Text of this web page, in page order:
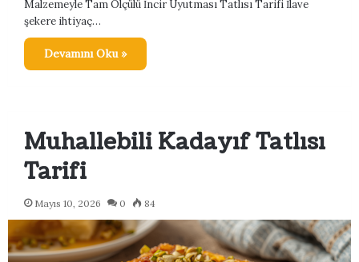
Malzemeyle Tam Ölçülü İncir Uyutması Tatlısı Tarifi İlave
şekere ihtiyaç…
Devamını Oku »
Muhallebili Kadayıf Tatlısı
Tarifi
Mayıs 10, 2026 0 84